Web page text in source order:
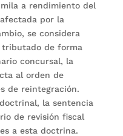
a rendimiento del
por la
se considera
tributado de forma
concursal, la
al orden de
de reintegración.
la sentencia
de revisión fiscal
a esta doctrina.